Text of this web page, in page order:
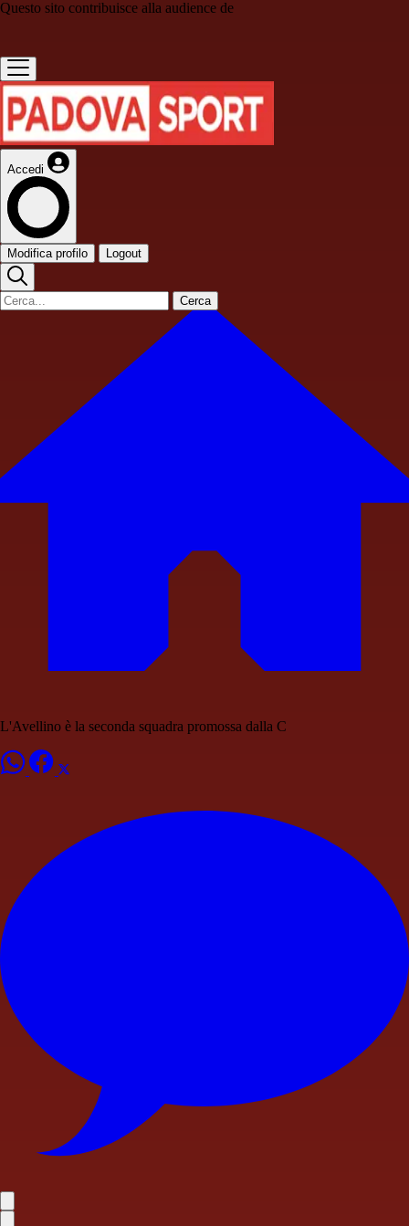
Questo sito contribuisce alla audience de
Accedi
Modifica profilo Logout
Cerca
L'Avellino è la seconda squadra promossa dalla C